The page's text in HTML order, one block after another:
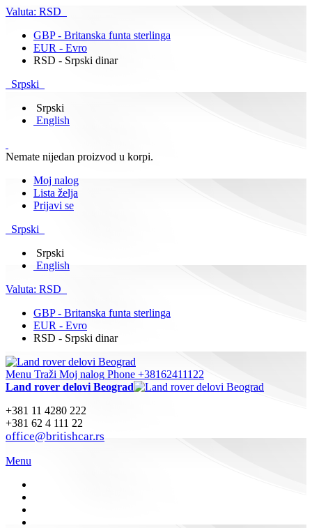
Valuta: RSD
GBP - Britanska funta sterlinga
EUR - Evro
RSD - Srpski dinar
Srpski
Srpski
English
Nemate nijedan proizvod u korpi.
Moj nalog
Lista želja
Prijavi se
Srpski
Srpski
English
Valuta: RSD
GBP - Britanska funta sterlinga
EUR - Evro
RSD - Srpski dinar
Menu Traži Moj nalog Phone +38162411122
Land rover delovi Beograd
+381 11 4280 222
+381 62 4 111 22
office@britishcar.rs
Menu